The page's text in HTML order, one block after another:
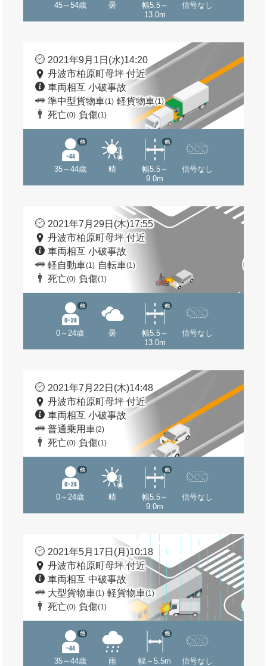
45～54歳 曇
幅5.5～
13.0m
信号なし
2021年9月1日(水)14:20
丹波市柏原町母坪 付近
車両相互 小破事故
準中型貨物車(1) 軽貨物車(1)
死亡(0) 負傷(1)
35～44歳
他
晴
幅5.5～
9.0m
他
信号なし
2021年7月29日(木)17:55
丹波市柏原町母坪 付近
車両相互 小破事故
軽自動車(1) 自転車(1)
死亡(0) 負傷(1)
0～24歳
他
曇
幅5.5～
13.0m
他
信号なし
2021年7月22日(木)14:48
丹波市柏原町母坪 付近
車両相互 小破事故
普通乗用車(2)
死亡(0) 負傷(1)
0～24歳
他
晴
幅5.5～
9.0m
他
信号なし
2021年5月17日(月)10:18
丹波市柏原町母坪 付近
車両相互 中破事故
大型貨物車(1) 軽貨物車(1)
死亡(0) 負傷(1)
35～44歳
他
雨 幅～5.5m
他
信号なし